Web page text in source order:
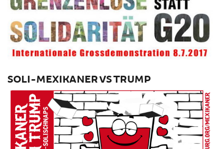
SOLI-MEXIKANER VS TRUMP